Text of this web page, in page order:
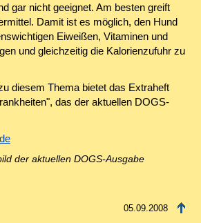
gar nicht geeignet. Am besten greift
Damit ist es möglich, den Hund
Eiweißen, Vitaminen und
und gleichzeitig die Kalorienzufuhr zu
diesem Thema bietet das Extraheft
das der aktuellen DOGS-
der aktuellen DOGS-Ausgabe
05.09.2008